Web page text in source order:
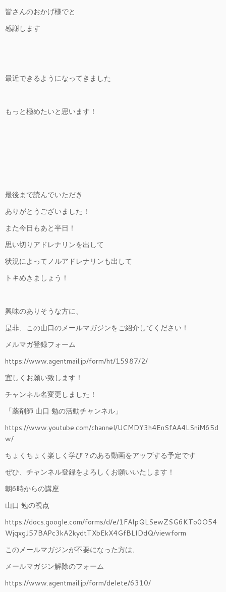
皆さんのおかげ様でと
感謝します
最近できるようになってきました
もっと極めたいと思います！
最後まで読んでいただき
ありがとうございました！
また今日もあと半日！
思い切りアドレナリンを出して
状況によってノルアドレナリンも出して
トキめきましょう！
興味のありそうな方に、
是非、この山口のメールマガジンをご紹介してください！
メルマガ登録フォーム
https://www.agentmail.jp/form/ht/15987/2/
宜しくお願い致します！
チャンネル名変更しました！
「薬剤師 山口 勉の活動チャンネル」
https://www.youtube.com/channel/UCMDY3h4EnSfAA4LSniM65d
w/
ちょくちょく楽しく学び？のある動画をアップする予定です
ぜひ、チャンネル登録をよろしくお願いいたします！
朝6時からの講座
山口 勉の視点
https://docs.google.com/forms/d/e/1FAIpQLSewZSG6KTo0O54
WjqxgJ57BAPc3kA2kydtTXbEkX4GfBLIDdQ/viewform
このメールマガジンが不要になった方は、
メールマガジン解除のフォーム
https://www.agentmail.jp/form/delete/6310/